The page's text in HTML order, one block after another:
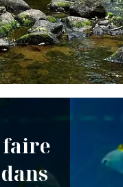
faire